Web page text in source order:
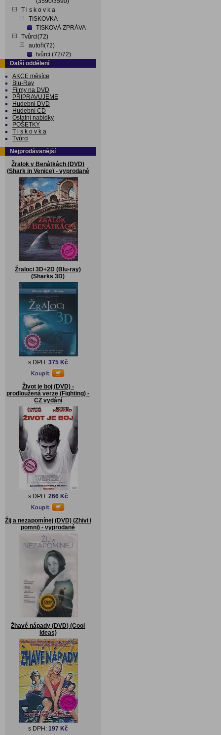
T i s k o v k a
TISKOVKA
TISKOVÁ ZPRÁVA
Tvůrci(72)
autoři(72)
tvůrci (72/72)
Další oddělení
AKCE měsíce
Blu-Ray
Filmy na DVD
PŘIPRAVUJEME
Hudebni DVD
Hudební CD
Ostatní nabídky
POŠETKY
T i s k o v k a
Tvůrci
Nejprodávanější
Žralok v Benátkách (DVD)
(Shark in Venice) - vyprodané
Žraloci 3D+2D (Blu-ray)
(Sharks 3D)
s DPH: 375 Kč
Život je boj (DVD) -
prodloužená verze (Fighting) -
CZ vydání
s DPH: 266 Kč
Žij a nezapomínej (DVD) (Zhivi i
pomni) - vyprodané
Žhavé nápady (DVD) (Cool
Ideas)
s DPH: 197 Kč